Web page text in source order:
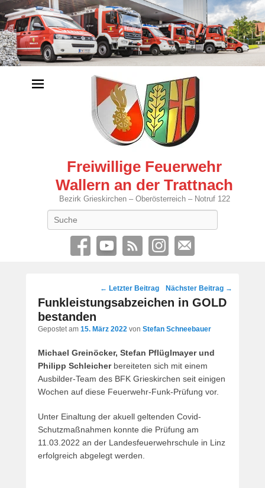
Freiwillige Feuerwehr
Wallern an der Trattnach
Bezirk Grieskirchen – Oberösterreich – Notruf 122
Post
navigation
← Letzter Beitrag Nächster Beitrag →
Funkleistungsabzeichen in GOLD
bestanden
Gepostet am 15. März 2022 von Stefan Schneebauer
Michael Greinöcker, Stefan Pflüglmayer und
Philipp Schleicherbereiteten sich mit einem
Ausbilder-Team des BFK Grieskirchen seit einigen
Wochen auf diese Feuerwehr-Funk-Prüfung vor.
Unter Einaltung der akuell geltenden Covid-
Schutzmaßnahmen konnte die Prüfung am
11.03.2022 an der Landesfeuerwehrschule in Linz
erfolgreich abgelegt werden.